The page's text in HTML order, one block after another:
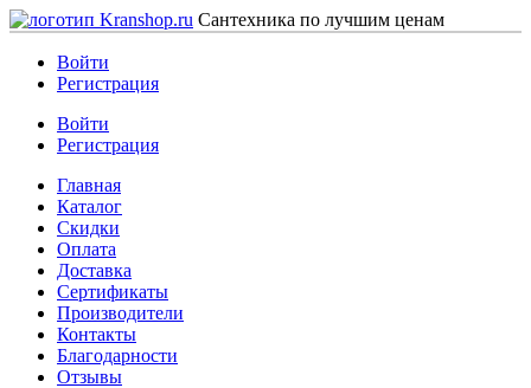
Сантехника по лучшим ценам
Войти
Регистрация
Войти
Регистрация
Главная
Каталог
Скидки
Оплата
Доставка
Сертификаты
Производители
Контакты
Благодарности
Отзывы